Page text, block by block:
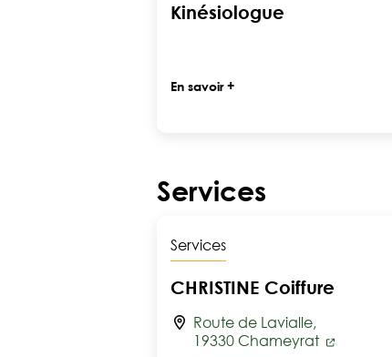
Kinésiologue
En savoir +
Services
Services
CHRISTINE Coiffure
Route de Lavialle,
19330 Chameyrat